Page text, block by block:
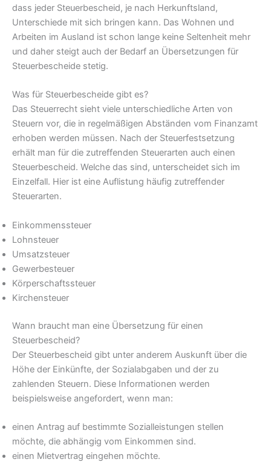
dass jeder Steuerbescheid, je nach Herkunftsland,
Unterschiede mit sich bringen kann. Das Wohnen und
Arbeiten im Ausland ist schon lange keine Seltenheit mehr
und daher steigt auch der Bedarf an Übersetzungen für
Steuerbescheide stetig.
Was für Steuerbescheide gibt es?
Das Steuerrecht sieht viele unterschiedliche Arten von
Steuern vor, die in regelmäßigen Abständen vom Finanzamt
erhoben werden müssen. Nach der Steuerfestsetzung
erhält man für die zutreffenden Steuerarten auch einen
Steuerbescheid. Welche das sind, unterscheidet sich im
Einzelfall. Hier ist eine Auflistung häufig zutreffender
Steuerarten.
Einkommenssteuer
Lohnsteuer
Umsatzsteuer
Gewerbesteuer
Körperschaftssteuer
Kirchensteuer
Wann braucht man eine Übersetzung für einen
Steuerbescheid?
Der Steuerbescheid gibt unter anderem Auskunft über die
Höhe der Einkünfte, der Sozialabgaben und der zu
zahlenden Steuern. Diese Informationen werden
beispielsweise angefordert, wenn man:
einen Antrag auf bestimmte Sozialleistungen stellen
möchte, die abhängig vom Einkommen sind.
einen Mietvertrag eingehen möchte.